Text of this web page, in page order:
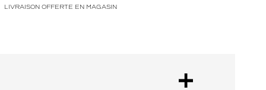
LIVRAISON OFFERTE EN MAGASIN